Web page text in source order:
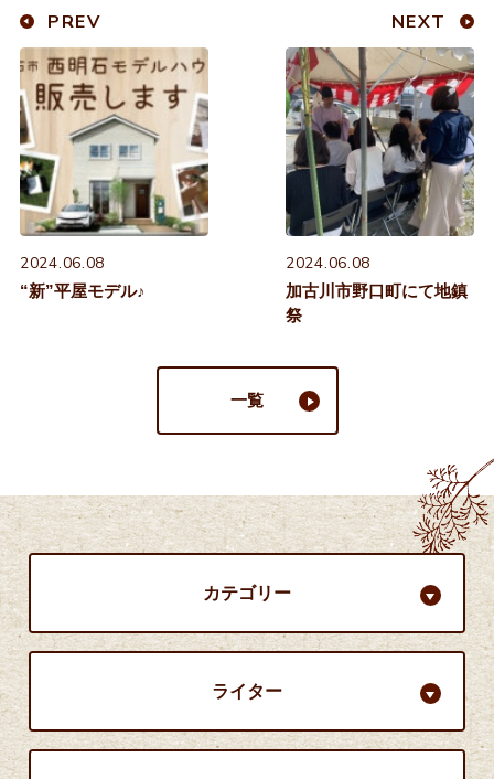
PREV
2024.06.08
“新”平屋モデル♪
NEXT
2024.06.08
加古川市野口町にて地鎮
祭
一覧
カテゴリー
ライター